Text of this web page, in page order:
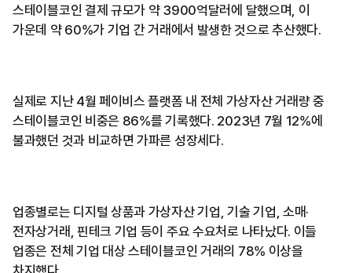
스테이블코인 결제 규모가 약 3900억달러에 달했으며, 이
가운데 약 60%가 기업 간 거래에서 발생한 것으로 추산했다.
실제로 지난 4월 페이비스 플랫폼 내 전체 가상자산 거래량 중
스테이블코인 비중은 86%를 기록했다. 2023년 7월 12%에
불과했던 것과 비교하면 가파른 성장세다.
업종별로는 디지털 상품과 가상자산 기업, 기술 기업, 소매·
전자상거래, 핀테크 기업 등이 주요 수요처로 나타났다. 이들
업종은 전체 기업 대상 스테이블코인 거래의 78% 이상을